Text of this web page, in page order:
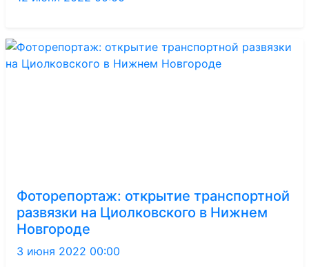
Фоторепортаж: открытие транспортной
развязки на Циолковского в Нижнем
Новгороде
3 июня 2022 00:00